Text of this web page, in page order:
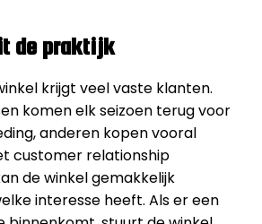
de praktijk
krijgt veel vaste klanten.
komen elk seizoen terug voor
anderen kopen vooral
customer relationship
de winkel gemakkelijk
interesse heeft. Als er een